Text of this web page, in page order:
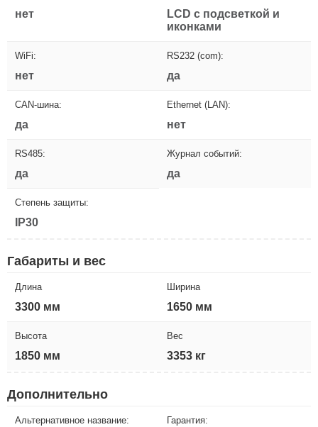
нет
LCD с подсветкой и
иконками
WiFi:
нет
RS232 (com):
да
CAN-шина:
да
Ethernet (LAN):
нет
RS485:
да
Журнал событий:
да
Степень защиты:
IP30
Габариты и вес
Длина
3300 мм
Ширина
1650 мм
Высота
1850 мм
Вес
3353 кг
Дополнительно
Альтернативное название: Гарантия: